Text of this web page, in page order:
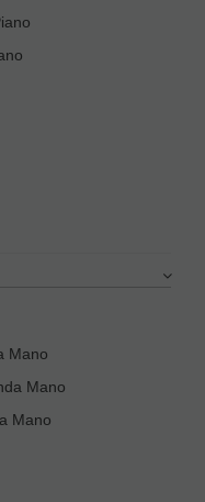
Mano
Mano
Mano